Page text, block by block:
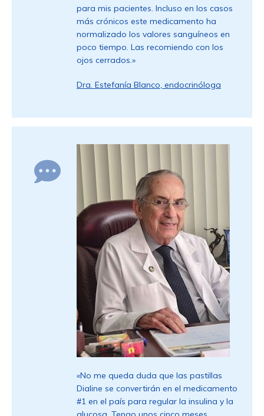
para mis pacientes. Incluso en los casos
más crónicos este medicamento ha
normalizado los valores sanguíneos en
poco tiempo. Las recomiendo con los
ojos cerrados.»
Dra. Estefanía Blanco, endocrinóloga
«No me queda duda que las pastillas
Dialine se convertirán en el medicamento
#1 en el país para regular la insulina y la